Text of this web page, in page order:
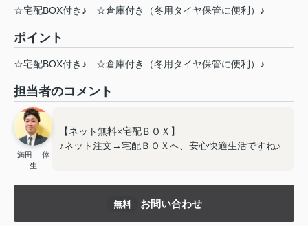
☆宅配BOX付き♪ ☆倉庫付き（冬用タイヤ保管に便利）♪
ポイント
☆宅配BOX付き♪ ☆倉庫付き（冬用タイヤ保管に便利）♪
担当者のコメント
満田 倖
生
【ネット無料×宅配ＢＯＸ】
♪ネット注文→宅配ＢＯＸへ、安心快適生活ですね♪
無料 お問い合わせ